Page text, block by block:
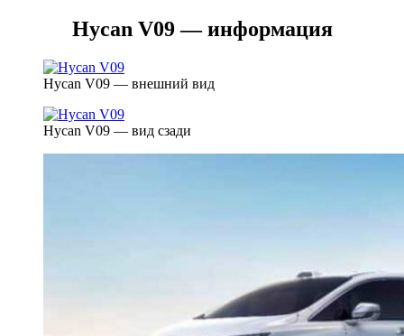
Hycan V09 — информация
Hycan V09 — внешний вид
Hycan V09 — вид сзади